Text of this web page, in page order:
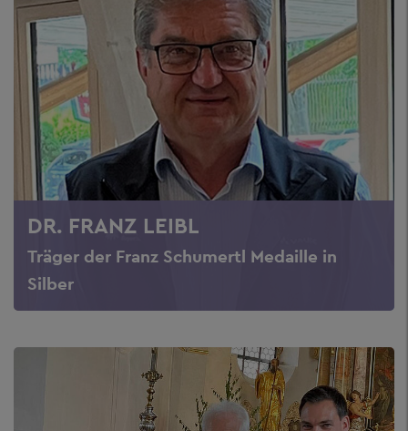
DR. FRANZ LEIBL
Träger der Franz Schumertl Medaille in
Silber